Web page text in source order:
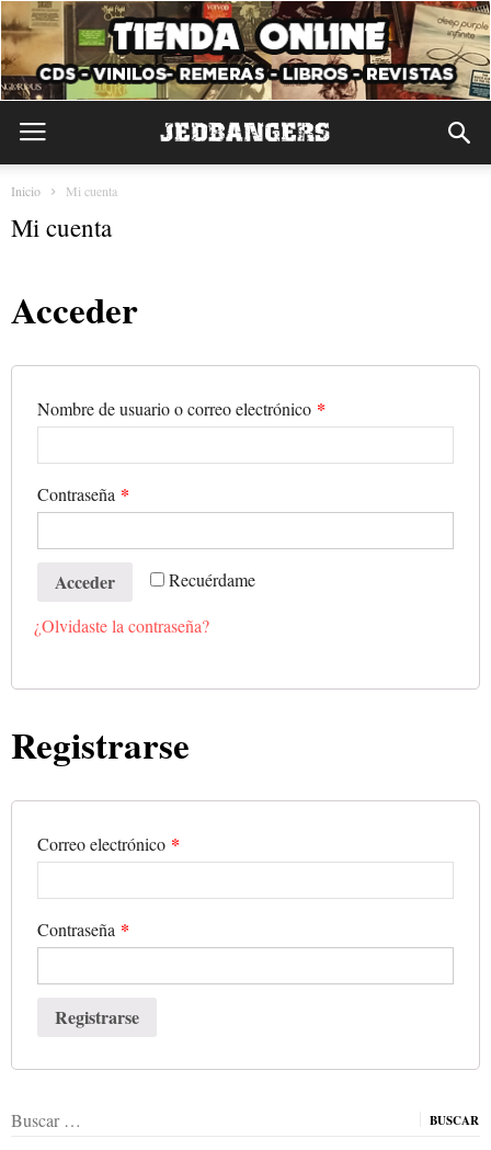
Inicio Mi cuenta
Mi cuenta
Acceder
Nombre de usuario o correo electrónico *
Contraseña *
Recuérdame
Acceder
¿Olvidaste la contraseña?
Registrarse
Correo electrónico *
Contraseña *
Registrarse
Buscar: